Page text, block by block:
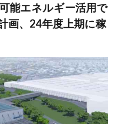
画、24年度上期に稼